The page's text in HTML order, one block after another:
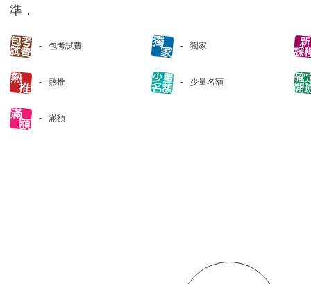
準．
包考試費 獨家
熱推 少量名額
滿額